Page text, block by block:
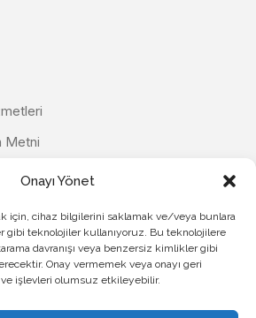
Onayı Yönet
için, cihaz bilgilerini saklamak ve/veya bunlara
gibi teknolojiler kullanıyoruz. Bu teknolojilere
davranışı veya benzersiz kimlikler gibi
Onay vermemek veya onayı geri
işlevleri olumsuz etkileyebilir.
Metni
ve İmha Politikası